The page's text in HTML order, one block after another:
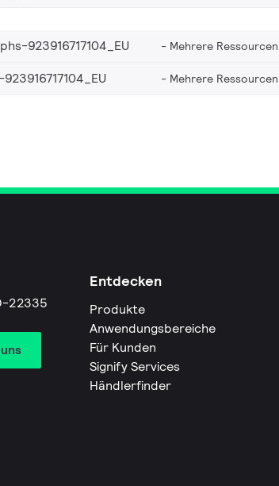
923916717104_EU Mehrere Ressourcen
Mehrere Ressourcen
22335
Entdecken
Produkte
Anwendungsbereiche
Für Kunden
Signify Services
Händlerfinder